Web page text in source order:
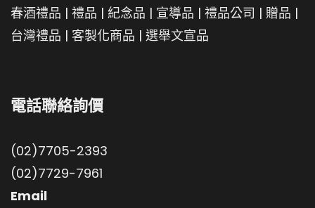
春酒禮品 | 禮品 | 紀念品 | 宣導品 | 禮品公司 | 贈品 |
台灣禮品 | 客製化商品 | 選舉文宣品
電話聯絡詢價
(02)7705-2393
(02)7729-7961
Email